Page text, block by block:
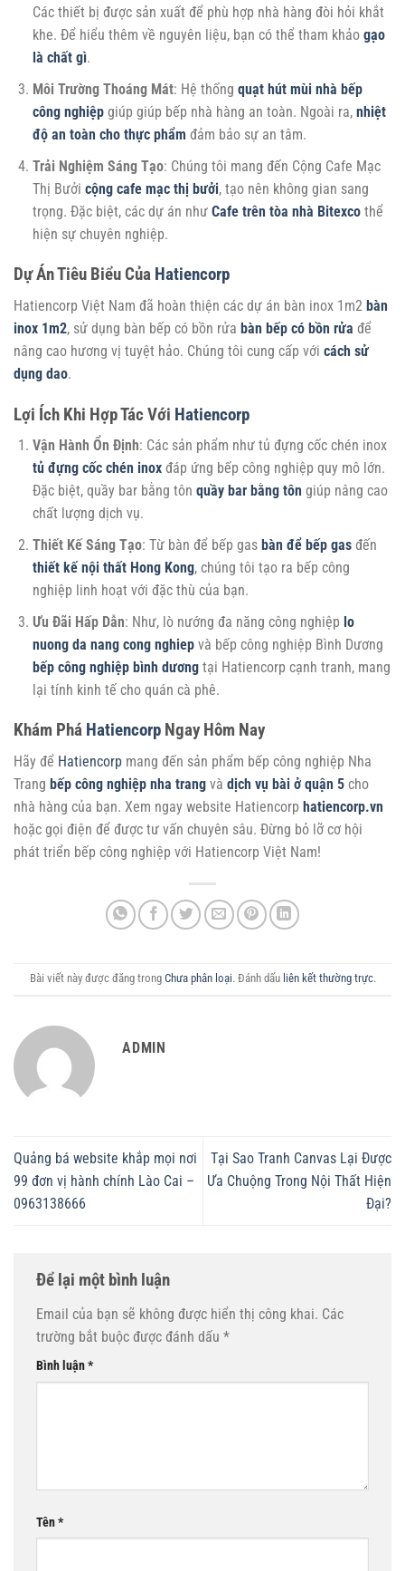
Các thiết bị được sản xuất để phù hợp nhà hàng đòi hỏi khắt
khe. Để hiểu thêm về nguyên liệu, bạn có thể tham khảo gạo
là chất gì.
Môi Trường Thoáng Mát: Hệ thống quạt hút mùi nhà bếp
công nghiệpgiúp giúp bếp nhà hàng an toàn. Ngoài ra, nhiệt
độ an toàn cho thực phẩm đảm bảo sự an tâm.
Trải Nghiệm Sáng Tạo: Chúng tôi mang đến Cộng Cafe Mạc
Thị Bưởi cộng cafe mạc thị bưởi, tạo nên không gian sang
trọng. Đặc biệt, các dự án như Cafe trên tòa nhà Bitexcothể
hiện sự chuyên nghiệp.
Dự Án Tiêu Biểu Của Hatiencorp
Hatiencorp Việt Nam đã hoàn thiện các dự án bàn inox 1m2 bàn
inox 1m2, sử dụng bàn bếp có bồn rửa bàn bếp có bồn rửa để
nâng cao hương vị tuyệt hảo. Chúng tôi cung cấp với cách sử
dụng dao.
Lợi Ích Khi Hợp Tác Với Hatiencorp
Vận Hành Ổn Định: Các sản phẩm như tủ đựng cốc chén inox
tủ đựng cốc chén inoxđáp ứng bếp công nghiệp quy mô lớn.
Đặc biệt, quầy bar bằng tôn quầy bar bằng tôn giúp nâng cao
chất lượng dịch vụ.
Thiết Kế Sáng Tạo: Từ bàn để bếp gas bàn để bếp gasđến
thiết kế nội thất Hong Kong, chúng tôi tạo ra bếp công
nghiệp linh hoạt với đặc thù của bạn.
Ưu Đãi Hấp Dẫn: Như, lò nướng đa năng công nghiệp lo
nuong da nang cong nghiepvà bếp công nghiệp Bình Dương
bếp công nghiệp bình dươngtại Hatiencorp cạnh tranh, mang
lại tính kinh tế cho quán cà phê.
Khám Phá Hatiencorp Ngay Hôm Nay
Hãy để Hatiencorp mang đến sản phẩm bếp công nghiệp Nha
Trang bếp công nghiệp nha trang và dịch vụ bài ở quận 5 cho
nhà hàng của bạn. Xem ngay website Hatiencorp hatiencorp.vn
hoặc gọi điện để được tư vấn chuyên sâu. Đừng bỏ lỡ cơ hội
phát triển bếp công nghiệp với Hatiencorp Việt Nam!
Bài viết này được đăng trong Chưa phân loại. Đánh dấu liên kết thường trực.
ADMIN
Quảng bá website khắp mọi nơi
99 đơn vị hành chính Lào Cai –
0963138666
Tại Sao Tranh Canvas Lại Được
Ưa Chuộng Trong Nội Thất Hiện
Đại?
Để lại một bình luận
Email của bạn sẽ không được hiển thị công khai. Các
trường bắt buộc được đánh dấu *
Bình luận*
Tên*